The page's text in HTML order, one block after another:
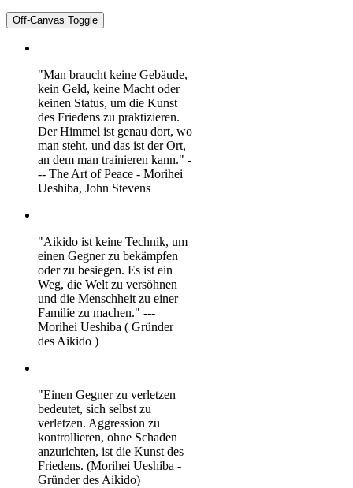
Off-Canvas Toggle
"Man braucht keine Gebäude,
kein Geld, keine Macht oder
keinen Status, um die Kunst
des Friedens zu praktizieren.
Der Himmel ist genau dort, wo
man steht, und das ist der Ort,
an dem man trainieren kann." -
-- The Art of Peace - Morihei
Ueshiba, John Stevens
"Aikido ist keine Technik, um
einen Gegner zu bekämpfen
oder zu besiegen. Es ist ein
Weg, die Welt zu versöhnen
und die Menschheit zu einer
Familie zu machen." ---
Morihei Ueshiba ( Gründer
des Aikido )
"Einen Gegner zu verletzen
bedeutet, sich selbst zu
verletzen. Aggression zu
kontrollieren, ohne Schaden
anzurichten, ist die Kunst des
Friedens. (Morihei Ueshiba -
Gründer des Aikido)